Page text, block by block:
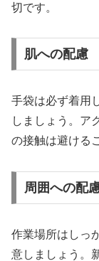
切です。
肌への配慮
手袋は必ず着用
しましょう。ア
の接触は避ける
周囲への配
作業場所はしっ
意しましょう。